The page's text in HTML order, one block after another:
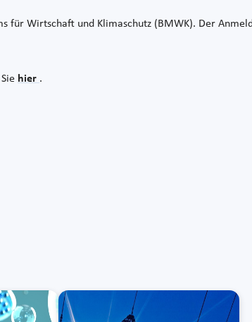
für Wirtschaft und Klimaschutz (BMWK). Der
hier .